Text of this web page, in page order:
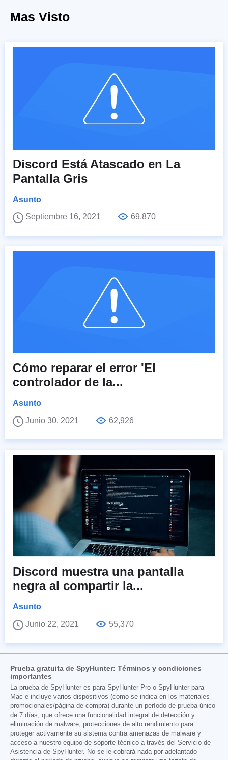
Mas Visto
Discord Está Atascado en La
Pantalla Gris
Asunto
Septiembre 16, 2021
69,870
Cómo reparar el error 'El
controlador de la...
Asunto
Junio 30, 2021
62,926
Discord muestra una pantalla
negra al compartir la...
Asunto
Junio 22, 2021
55,370
Prueba gratuita de SpyHunter: Términos y condiciones
importantes
La prueba de SpyHunter es para SpyHunter Pro o SpyHunter para
Mac e incluye varios dispositivos (como se indica en los materiales
promocionales/página de compra) durante un período de prueba único
de 7 días, que ofrece una funcionalidad integral de detección y
eliminación de malware, protecciones de alto rendimiento para
proteger activamente su sistema contra amenazas de malware y
acceso a nuestro equipo de soporte técnico a través del Servicio de
Asistencia de SpyHunter. No se le cobrará nada por adelantado